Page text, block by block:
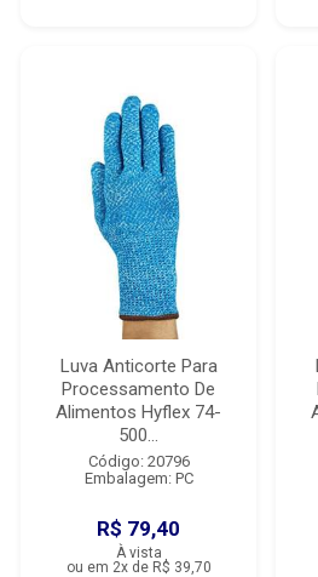
Luva Anticorte Para
Processamento De
Alimentos Hyflex 74-
500...
Código: 20796
Embalagem: PC
R$ 79,40
À vista
ou em 2x de R$ 39,70